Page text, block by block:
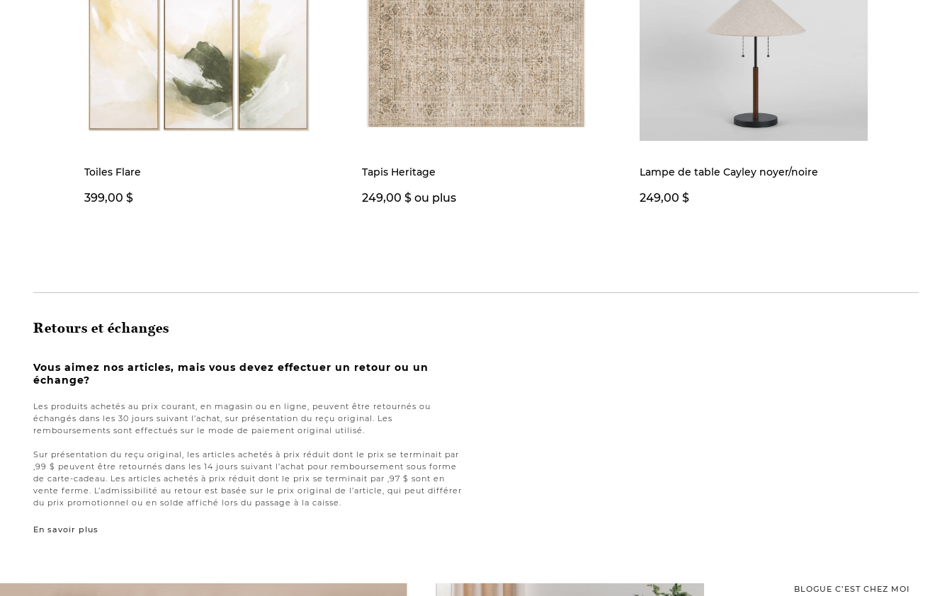
Toiles Flare
399,00 $
Tapis Heritage
249,00 $ ou plus
Lampe de table Cayley noyer/noire
249,00 $
Retours et échanges
Vous aimez nos articles, mais vous devez effectuer un retour ou un
échange?
Les produits achetés au prix courant, en magasin ou en ligne, peuvent être retournés ou
échangés dans les 30 jours suivant l’achat, sur présentation du reçu original. Les
remboursements sont effectués sur le mode de paiement original utilisé.
Sur présentation du reçu original, les articles achetés à prix réduit dont le prix se terminait par
,99 $ peuvent être retournés dans les 14 jours suivant l’achat pour remboursement sous forme
de carte-cadeau. Les articles achetés à prix réduit dont le prix se terminait par ,97 $ sont en
vente ferme. L’admissibilité au retour est basée sur le prix original de l’article, qui peut différer
du prix promotionnel ou en solde affiché lors du passage à la caisse.
En savoir plus
BLOGUE C’EST CHEZ MOI